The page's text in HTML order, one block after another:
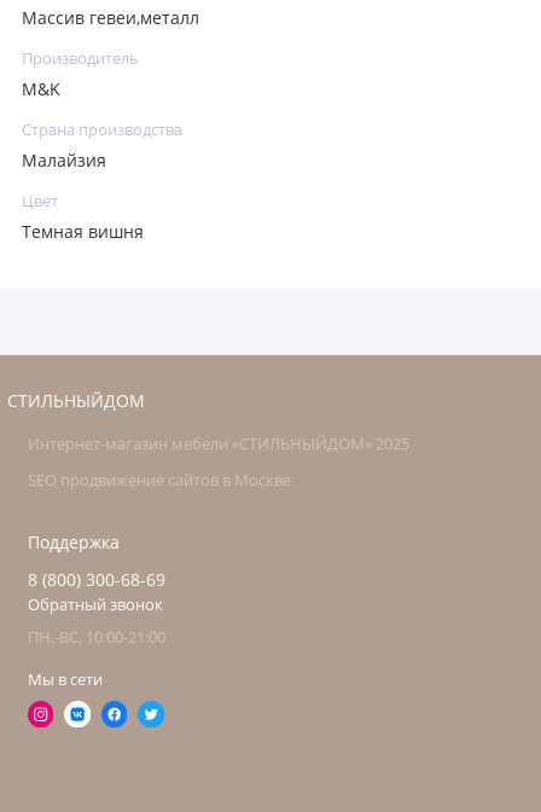
Массив гевеи,металл
Производитель
M&K
Страна производства
Малайзия
Цвет
Темная вишня
СТИЛЬНЫЙДОМ
Интернет-магазин мебели «СТИЛЬНЫЙДОМ» 2025
SEO продвижение сайтов в Москве
Поддержка
8 (800) 300-68-69
Обратный звонок
ПН.-ВС. 10:00-21:00
Мы в сети